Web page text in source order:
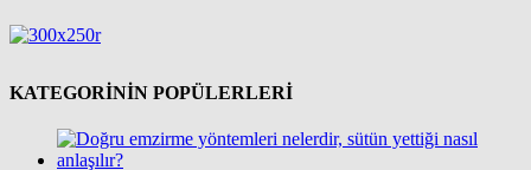
KATEGORİNİN POPÜLERLERİ